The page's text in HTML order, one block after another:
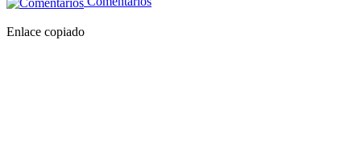
Enlace copiado